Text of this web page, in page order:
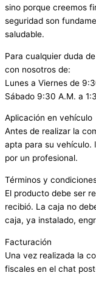
sino porque creemos
seguridad son
saludable.
Para cualquier duda
con nosotros de:
Lunes a Viernes de
Sábado 9:30 A.M. a
Aplicación en vehículo
Antes de realizar la
apta para su vehículo.
por un profesional.
Términos y
El producto debe ser
recibió. La caja no
caja, ya instalado,
Facturación
Una vez realizada la
fiscales en el chat